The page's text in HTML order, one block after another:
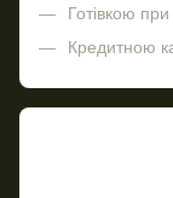
Готівкою
Кредитною